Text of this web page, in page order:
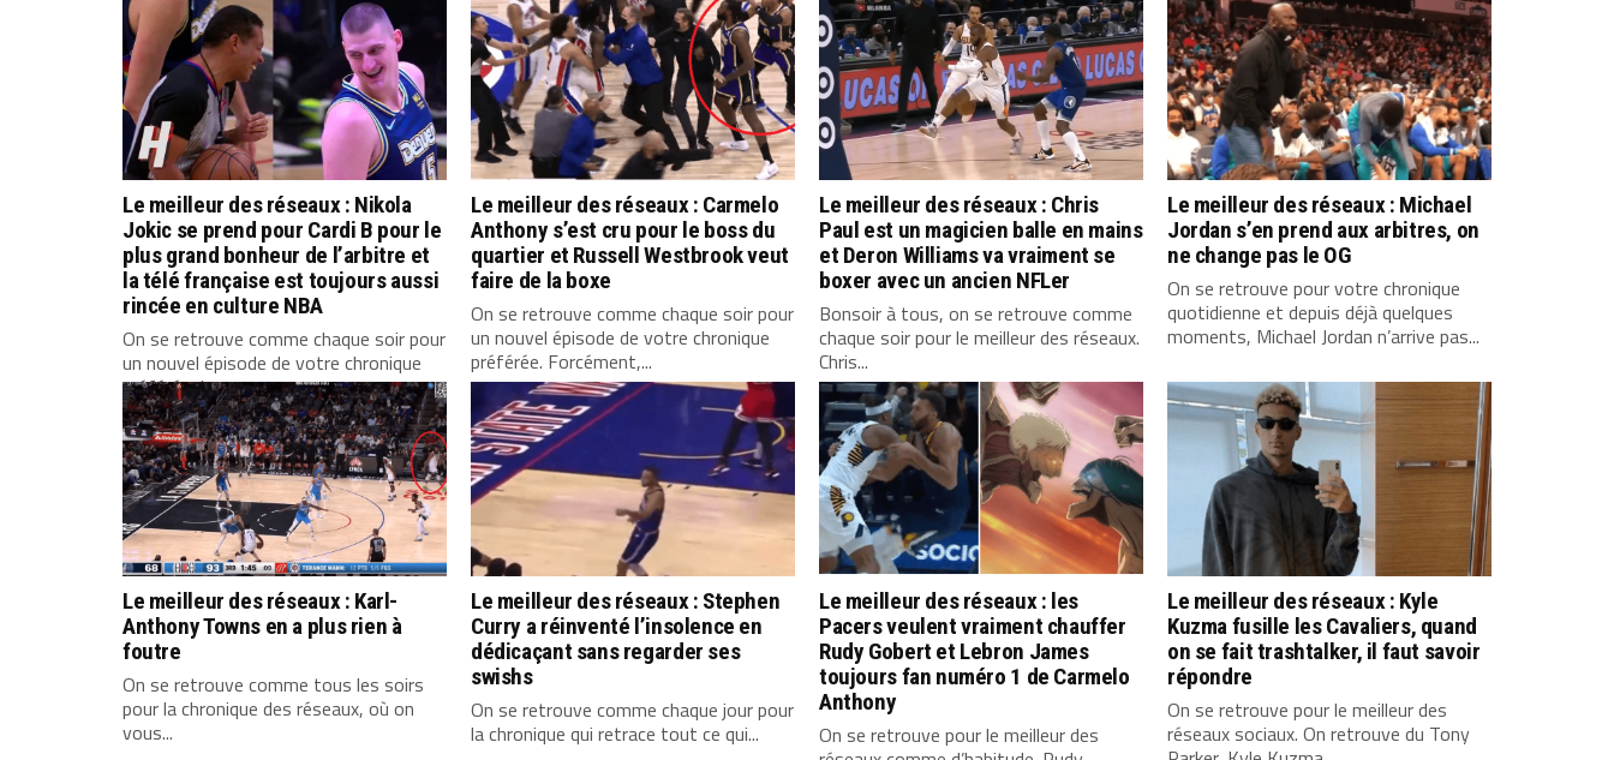
Le meilleur des réseaux : Nikola
Jokic se prend pour Cardi B pour le
plus grand bonheur de l’arbitre et
la télé française est toujours aussi
rincée en culture NBA
On se retrouve comme chaque soir pour
un nouvel épisode de votre chronique
préférée. La...
Le meilleur des réseaux : Carmelo
Anthony s’est cru pour le boss du
quartier et Russell Westbrook veut
faire de la boxe
On se retrouve comme chaque soir pour
un nouvel épisode de votre chronique
préférée. Forcément,...
Le meilleur des réseaux : Chris
Paul est un magicien balle en mains
et Deron Williams va vraiment se
boxer avec un ancien NFLer
Bonsoir à tous, on se retrouve comme
chaque soir pour le meilleur des réseaux.
Chris...
Le meilleur des réseaux : Michael
Jordan s’en prend aux arbitres, on
ne change pas le OG
On se retrouve pour votre chronique
quotidienne et depuis déjà quelques
moments, Michael Jordan n’arrive pas...
Le meilleur des réseaux : Karl-
Anthony Towns en a plus rien à
foutre
On se retrouve comme tous les soirs
pour la chronique des réseaux, où on
vous...
Le meilleur des réseaux : Stephen
Curry a réinventé l’insolence en
dédicaçant sans regarder ses
swishs
On se retrouve comme chaque jour pour
la chronique qui retrace tout ce qui...
Le meilleur des réseaux : les
Pacers veulent vraiment chauffer
Rudy Gobert et Lebron James
toujours fan numéro 1 de Carmelo
Anthony
On se retrouve pour le meilleur des
Le meilleur des réseaux : Kyle
Kuzma fusille les Cavaliers, quand
on se fait trashtalker, il faut savoir
répondre
On se retrouve pour le meilleur des
réseaux sociaux. On retrouve du Tony